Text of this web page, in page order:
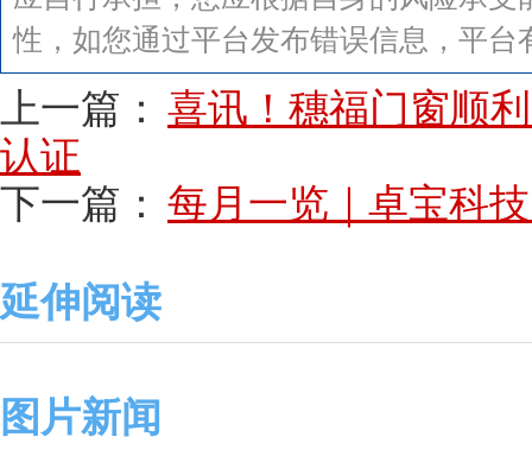
性，如您通过平台发布错误信息，平台
上一篇： 喜讯！穗福门窗顺
认证
下一篇： 每月一览｜卓宝科
延伸阅读
图片新闻